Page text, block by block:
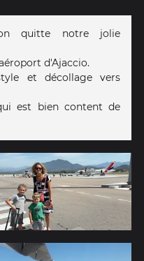
quitte notre jolie
d'Ajaccio.
et décollage vers
est bien content de